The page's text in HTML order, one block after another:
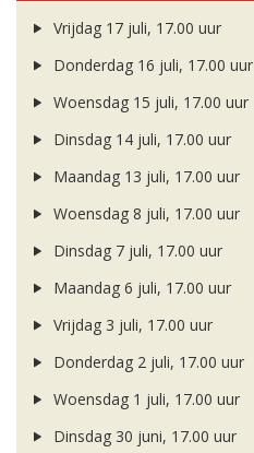
Vrijdag 17 juli, 17.00 uur
Donderdag 16 juli, 17.00 uur
Woensdag 15 juli, 17.00 uur
Dinsdag 14 juli, 17.00 uur
Maandag 13 juli, 17.00 uur
Woensdag 8 juli, 17.00 uur
Dinsdag 7 juli, 17.00 uur
Maandag 6 juli, 17.00 uur
Vrijdag 3 juli, 17.00 uur
Donderdag 2 juli, 17.00 uur
Woensdag 1 juli, 17.00 uur
Dinsdag 30 juni, 17.00 uur